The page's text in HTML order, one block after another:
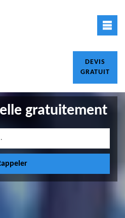
DEVIS
GRATUIT
gratuitement